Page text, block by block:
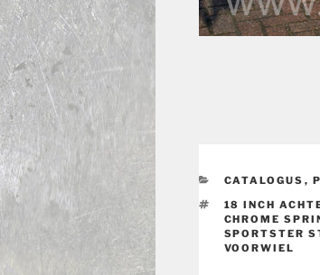
CATEGORIEËN
CATALOGUS ,
TAGS
18 INCH
CHROME
SPORTSTER
VOORWIEL